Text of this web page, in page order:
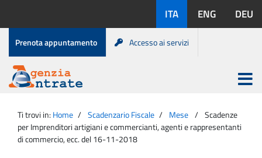
contenuto
disponibili:
ITA ENG DEU
Menu
di
servizio
Prenota appuntamento Accesso ai servizi
Agenzia
Entrate
Apri
menu
principale
Ti trovi in: Home Scadenzario Fiscale Mese
Scadenze
per Imprenditori artigiani e commercianti, agenti e rappresentanti
di commercio, ecc. del 16-11-2018